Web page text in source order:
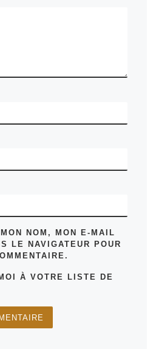
NOM, MON E-MAIL
LE NAVIGATEUR POUR
À VOTRE LISTE DE